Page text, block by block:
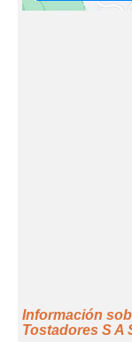
Información
Tostadores S A